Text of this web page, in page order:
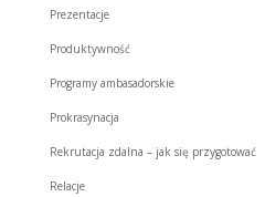
Prezentacje
Produktywność
Programy ambasadorskie
Prokrasynacja
Rekrutacja zdalna – jak się przygotować
Relacje